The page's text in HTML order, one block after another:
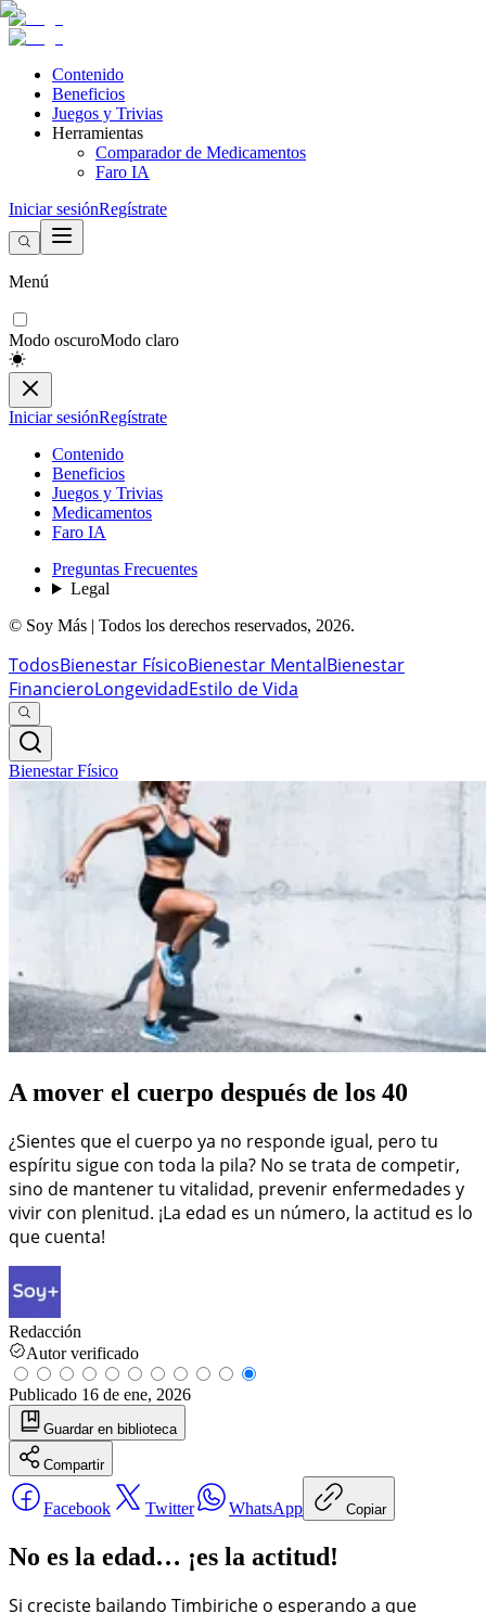
Contenido
Beneficios
Juegos y Trivias
Herramientas
Comparador de Medicamentos
Faro IA
Iniciar sesiónRegístrate
Menú
Modo oscuroModo claro
Iniciar sesiónRegístrate
Contenido
Beneficios
Juegos y Trivias
Medicamentos
Faro IA
Preguntas Frecuentes
Legal
© Soy Más | Todos los derechos reservados, 2026.
TodosBienestar FísicoBienestar MentalBienestar
FinancieroLongevidadEstilo de Vida
Bienestar Físico
A mover el cuerpo después de los 40
¿Sientes que el cuerpo ya no responde igual, pero tu
espíritu sigue con toda la pila? No se trata de competir,
sino de mantener tu vitalidad, prevenir enfermedades y
vivir con plenitud. ¡La edad es un número, la actitud es lo
que cuenta!
Redacción
Autor verificado
Publicado 16 de ene, 2026
Guardar en biblioteca
Compartir
Facebook Twitter WhatsApp Copiar
No es la edad… ¡es la actitud!
Si creciste bailando Timbiriche o esperando a que